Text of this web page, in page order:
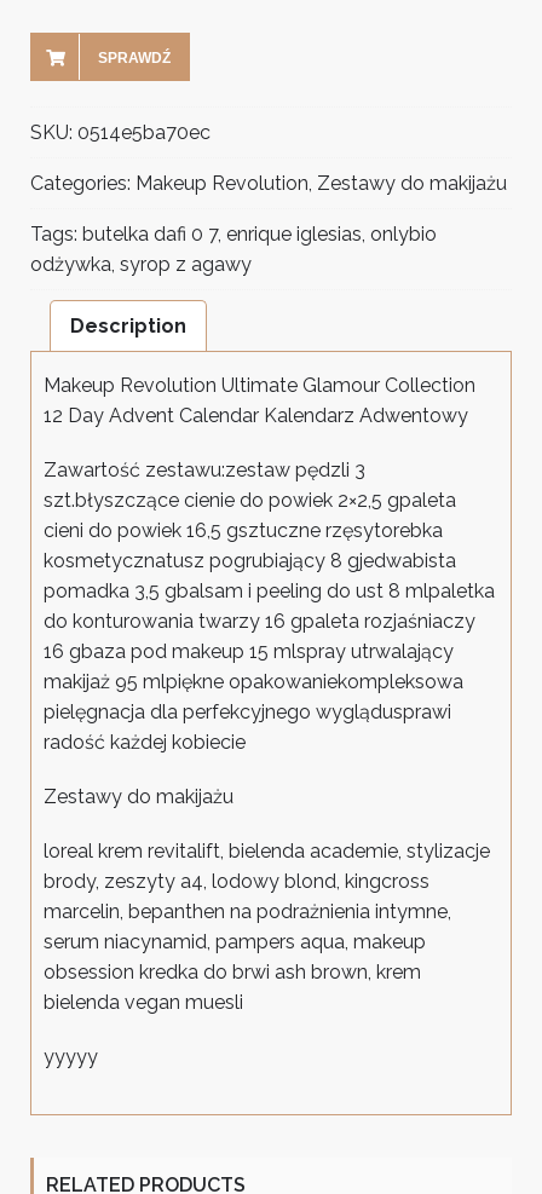
SPRAWDŹ
SKU: 0514e5ba70ec
Categories: Makeup Revolution, Zestawy do makijażu
Tags: butelka dafi 0 7, enrique iglesias, onlybio
odżywka, syrop z agawy
Description
Makeup Revolution Ultimate Glamour Collection
12 Day Advent Calendar Kalendarz Adwentowy
Zawartość zestawu:zestaw pędzli 3
szt.błyszczące cienie do powiek 2×2,5 gpaleta
cieni do powiek 16,5 gsztuczne rzęsytorebka
kosmetycznatusz pogrubiający 8 gjedwabista
pomadka 3,5 gbalsam i peeling do ust 8 mlpaletka
do konturowania twarzy 16 gpaleta rozjaśniaczy
16 gbaza pod makeup 15 mlspray utrwalający
makijaż 95 mlpiękne opakowaniekompleksowa
pielęgnacja dla perfekcyjnego wyglądusprawi
radość każdej kobiecie
Zestawy do makijażu
loreal krem revitalift, bielenda academie, stylizacje
brody, zeszyty a4, lodowy blond, kingcross
marcelin, bepanthen na podrażnienia intymne,
serum niacynamid, pampers aqua, makeup
obsession kredka do brwi ash brown, krem
bielenda vegan muesli
yyyyy
RELATED PRODUCTS